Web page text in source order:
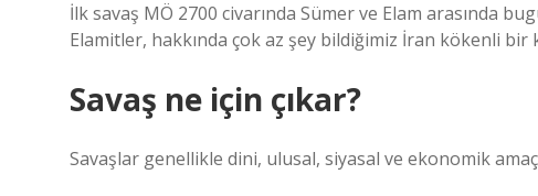
İlk savaş MÖ 2700 civarında Sümer ve Elam arasında
Elamitler, hakkında çok az şey bildiğimiz İran kökenli bir
Savaş ne için çıkar?
Savaşlar genellikle dini, ulusal, siyasal ve ekonomik